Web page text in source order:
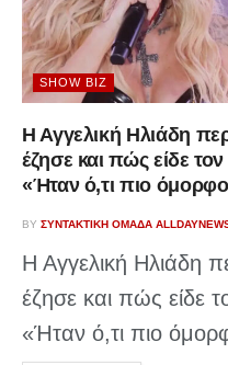
SHOW BIZ
Η Αγγελική Ηλιάδη
έζησε και πώς είδε
«Ήταν ό,τι πιο
BY ΣΥΝΤΑΚΤΙΚΉ ΟΜΆΔΑ
Η Αγγελική Ηλιάδη
έζησε και πώς είδε
«Ήταν ό,τι πιο